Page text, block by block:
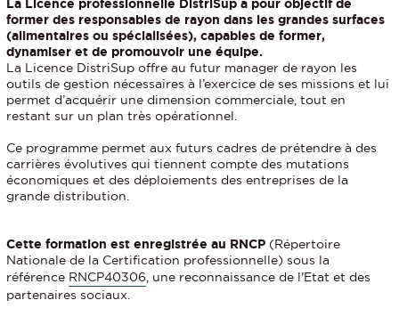
La Licence professionnelle DistriSup a pour objectif de
former des responsables de rayon dans les grandes surfaces
(alimentaires ou spécialisées), capables de former,
dynamiser et de promouvoir une équipe.
La Licence DistriSup offre au futur manager de rayon les
outils de gestion nécessaires à l’exercice de ses missions et lui
permet d’acquérir une dimension commerciale, tout en
restant sur un plan très opérationnel.
Ce programme permet aux futurs cadres de prétendre à des
carrières évolutives qui tiennent compte des mutations
économiques et des déploiements des entreprises de la
grande distribution.
Cette formation est enregistrée au RNCP (Répertoire
Nationale de la Certification professionnelle) sous la
référence RNCP40306 , une reconnaissance de l'Etat et des
partenaires sociaux.